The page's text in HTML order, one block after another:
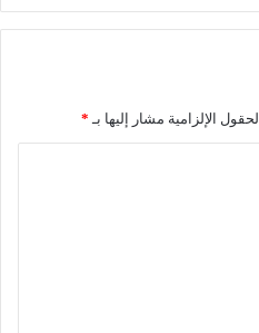
الحقول الإلزامية مشار إليها بـ *